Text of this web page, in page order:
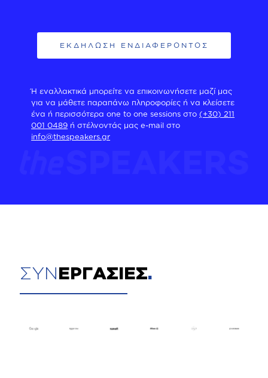
Ή εναλλακτικά μπορείτε να επικοινωνήσετε μαζί μας
για να μάθετε παραπάνω πληροφορίες ή να κλείσετε
ένα ή περισσότερα one to one sessions στο (+30) 211
001 0489 ή στέλνοντάς μας e-mail στο
info@thespeakers.gr
ΣΥΝ ΕΡΓΑΣΙΕΣ.